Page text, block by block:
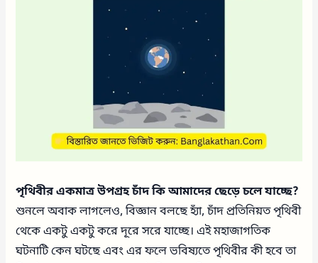
পৃথিবীর একমাত্র উপগ্রহ চাঁদ কি আমাদের ছেড়ে চলে যাচ্ছে?
শুনলে অবাক লাগলেও, বিজ্ঞান বলছে হ্যাঁ, চাঁদ প্রতিনিয়ত পৃথিবী
থেকে একটু একটু করে দূরে সরে যাচ্ছে। এই মহাজাগতিক
ঘটনাটি কেন ঘটছে এবং এর ফলে ভবিষ্যতে পৃথিবীর কী হবে তা